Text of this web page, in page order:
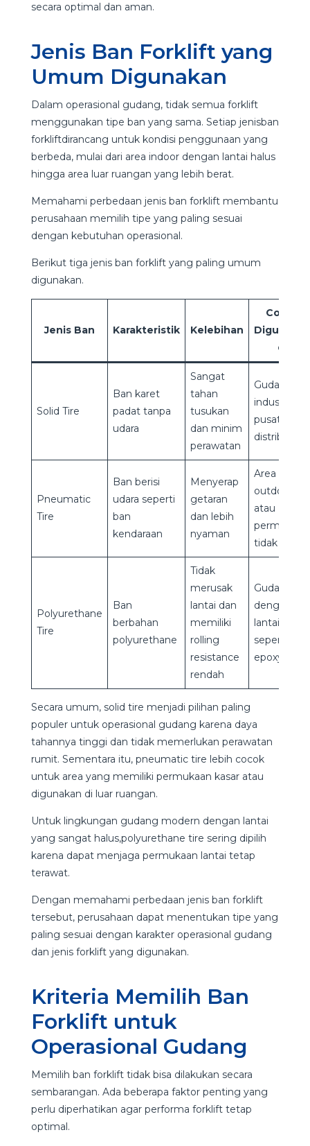
secara optimal dan aman.
Jenis Ban Forklift yang
Umum Digunakan
Dalam operasional gudang, tidak semua forklift
menggunakan tipe ban yang sama. Setiap jenisban
forkliftdirancang untuk kondisi penggunaan yang
berbeda, mulai dari area indoor dengan lantai halus
hingga area luar ruangan yang lebih berat.
Memahami perbedaan jenis ban forklift membantu
perusahaan memilih tipe yang paling sesuai
dengan kebutuhan operasional.
Berikut tiga jenis ban forklift yang paling umum
digunakan.
Jenis Ban Karakteristik Kelebihan
Cocok
di
Solid Tire
Ban karet
padat tanpa
udara
Sangat
tahan
tusukan
dan minim
perawatan
Gudang
industri dan
pusat
distribusi
Pneumatic
Tire
Ban berisi
udara seperti
ban
kendaraan
Menyerap
getaran
dan lebih
nyaman
Area
outdoor
atau
permukaan
tidak rata
Polyurethane
Tire
Ban
berbahan
polyurethane
Tidak
merusak
lantai dan
memiliki
rolling
resistance
rendah
Gudang
dengan
lantai halus
seperti
epoxy
Secara umum, solid tire menjadi pilihan paling
populer untuk operasional gudang karena daya
tahannya tinggi dan tidak memerlukan perawatan
rumit. Sementara itu, pneumatic tire lebih cocok
untuk area yang memiliki permukaan kasar atau
digunakan di luar ruangan.
Untuk lingkungan gudang modern dengan lantai
yang sangat halus,polyurethane tire sering dipilih
karena dapat menjaga permukaan lantai tetap
terawat.
Dengan memahami perbedaan jenis ban forklift
tersebut, perusahaan dapat menentukan tipe yang
paling sesuai dengan karakter operasional gudang
dan jenis forklift yang digunakan.
Kriteria Memilih Ban
Forklift untuk
Operasional Gudang
Memilih ban forklift tidak bisa dilakukan secara
sembarangan. Ada beberapa faktor penting yang
perlu diperhatikan agar performa forklift tetap
optimal.